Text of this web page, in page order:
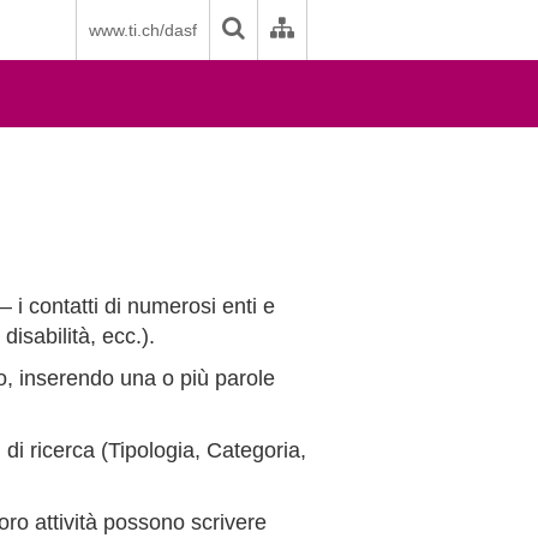
www.ti.ch/dasf
i contatti di numerosi enti e
ecc.).
inserendo una o più parole
ricerca (Tipologia, Categoria,
attività possono scrivere